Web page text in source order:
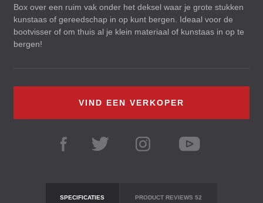
Box over een ruim vak onder het deksel waar je grote stukken
kunstaas of gereedschap in op kunt bergen. Ideaal voor de
bootvisser of om thuis al je klein materiaal of kunstaas in op te
bergen!
VIND EEN VERKOPER
SPECIFICATIES PRODUCT REVIEWS 52